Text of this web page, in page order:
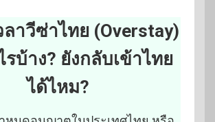
ลาวีซ่าไทย (Overstay)
บ้าง? ยังกลับเข้าไทย
ได้ไหม?